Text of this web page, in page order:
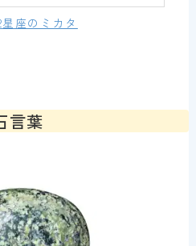
星座のミカタ
言葉